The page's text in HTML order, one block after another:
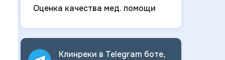
Оценка качества мед. помощи
Клинреки в Telegram боте,